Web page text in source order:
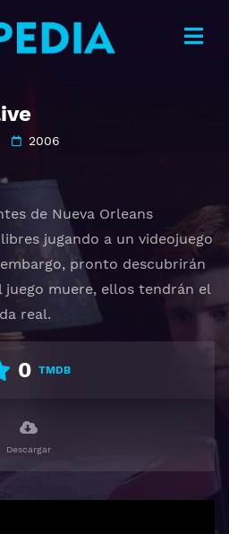
2006
de Nueva Orleans
jugando a un videojuego
pronto descubrirán
juego muere, ellos tendrán el
real.
0 TMDB
Descargar